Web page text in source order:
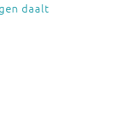
daalt